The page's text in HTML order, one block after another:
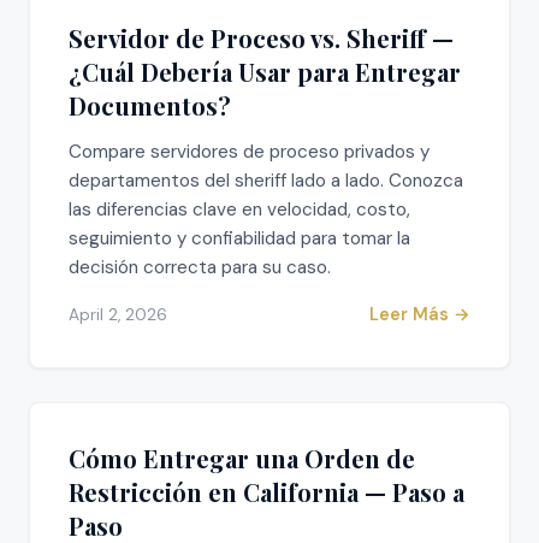
Servidor de Proceso vs. Sheriff —
¿Cuál Debería Usar para Entregar
Documentos?
Compare servidores de proceso privados y
departamentos del sheriff lado a lado. Conozca
las diferencias clave en velocidad, costo,
seguimiento y confiabilidad para tomar la
decisión correcta para su caso.
April 2, 2026 Leer Más →
Cómo Entregar una Orden de
Restricción en California — Paso a
Paso